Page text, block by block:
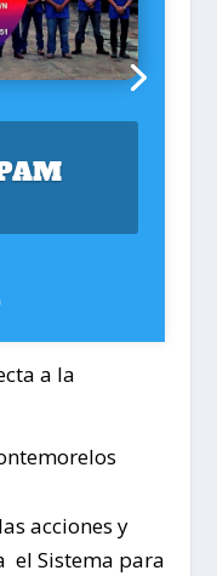
a la
acciones y
Sistema para